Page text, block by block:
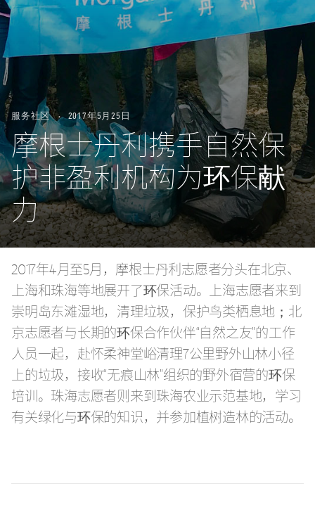
服务社区 2017年5月25日
摩根士丹利携手自然保
护非盈利机构为环保献
力
2017年4月至5月，摩根士丹利志愿者分头在北京、
上海和珠海等地展开了环保活动。上海志愿者来到
崇明岛东滩湿地，清理垃圾，保护鸟类栖息地；北
京志愿者与长期的环保合作伙伴“自然之友”的工作
人员一起，赴怀柔神堂峪清理7公里野外山林小径
上的垃圾，接收“无痕山林”组织的野外宿营的环保
培训。珠海志愿者则来到珠海农业示范基地，学习
有关绿化与环保的知识，并参加植树造林的活动。